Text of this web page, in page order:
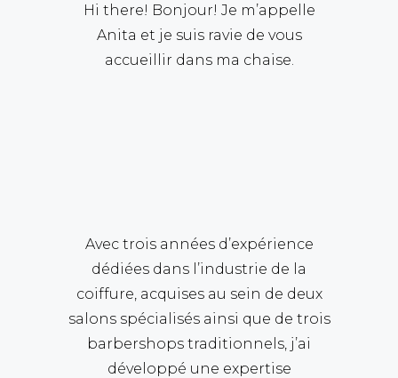
Hi there! Bonjour! Je m’appelle
Anita et je suis ravie de vous
accueillir dans ma chaise.
Avec trois années d’expérience
dédiées dans l’industrie de la
coiffure, acquises au sein de deux
salons spécialisés ainsi que de trois
barbershops traditionnels, j’ai
développé une expertise